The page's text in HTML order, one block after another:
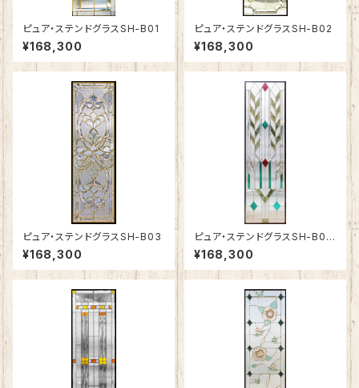
ピュア・ステンドグラスSH-B01
¥168,300
ピュア・ステンドグラスSH-B02
¥168,300
ピュア・ステンドグラスSH-B03
¥168,300
ピュア・ステンドグラスSH-B05
N
¥168,300